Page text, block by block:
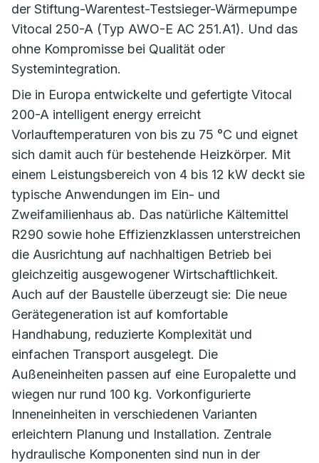
der Stiftung-Warentest-Testsieger-Wärmepumpe
Vitocal 250-A (Typ AWO-E AC 251.A1). Und das
ohne Kompromisse bei Qualität oder
Systemintegration.
Die in Europa entwickelte und gefertigte Vitocal
200-A intelligent energy erreicht
Vorlauftemperaturen von bis zu 75 °C und eignet
sich damit auch für bestehende Heizkörper. Mit
einem Leistungsbereich von 4 bis 12 kW deckt sie
typische Anwendungen im Ein- und
Zweifamilienhaus ab. Das natürliche Kältemittel
R290 sowie hohe Effizienzklassen unterstreichen
die Ausrichtung auf nachhaltigen Betrieb bei
gleichzeitig ausgewogener Wirtschaftlichkeit.
Auch auf der Baustelle überzeugt sie: Die neue
Gerätegeneration ist auf komfortable
Handhabung, reduzierte Komplexität und
einfachen Transport ausgelegt. Die
Außeneinheiten passen auf eine Europalette und
wiegen nur rund 100 kg. Vorkonfigurierte
Inneneinheiten in verschiedenen Varianten
erleichtern Planung und Installation. Zentrale
hydraulische Komponenten sind nun in der